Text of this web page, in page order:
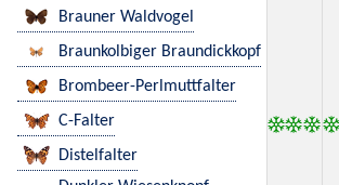
Brauner Waldvogel
Braunkolbiger Braundickkopf
Brombeer-Perlmuttfalter
C-Falter
Distelfalter